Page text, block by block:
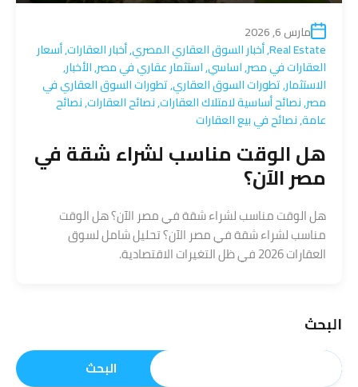
مارس 6, 2026
Real Estate
,أخبار السوق العقاري المصري,أخبار العقارات,أسعار
العقارات في مصر,اساسي,استثمار عقاري في مصر,الأخبار,
الاستثمار,تطورات السوق العقاري,تطورات السوق العقاري في
مصر,نصائح أساسية لامتلاك العقارات,نصائح العقارات,نصائح
عامة,نصائح في بيع العقارات
هل الوقت مناسب لشراء شقة في
مصر الآن؟
هل الوقت مناسب لشراء شقة في مصر الآن؟ هل الوقت
مناسب لشراء شقة في مصر الآن؟ تحليل شامل لسوق
العقارات 2026 في ظل التغيرات الاقتصادية.
البحث
البحث